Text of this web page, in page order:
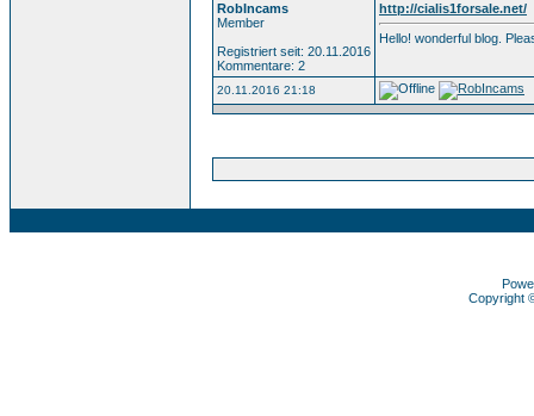
RobIncams
Member
Registriert seit: 20.11.2016
Kommentare: 2
http://cialis1forsale.net/
Hello! wonderful blog.
20.11.2016 21:18
Copyright